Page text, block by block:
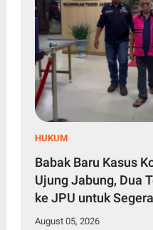
HUKUM
Babak Baru Kasus
Ujung Jabung, Dua
ke JPU untuk
August 05, 2026